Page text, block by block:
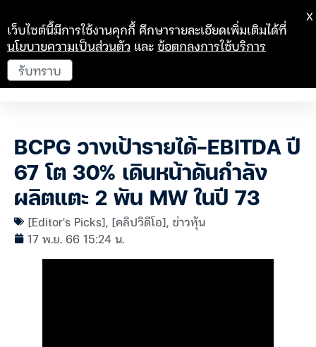
BCPG วางเป้ารายได้-EBITDA ปี
67 โต 30% เดินหน้าดันกำลัง
ผลิตแตะ 2 พัน MW ในปี 73
[Editor's Picks], [คลิปวิดีโอ],ข่าวหุ้น
17 พ.ย. 66 15:24 น.
เว็บไซต์นี้มีการใช้งานคุกกี้ ศึกษารายละเอียดเพิ่มเติมได้ที่
นโยบายความเป็นส่วนตัว และข้อตกลงการใช้บริการ
รับทราบ
X